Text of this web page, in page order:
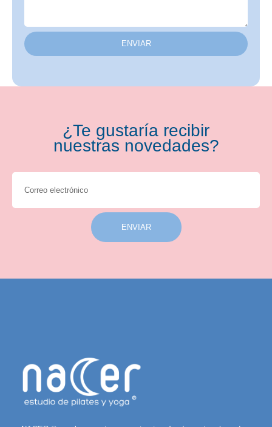
ENVIAR
¿Te gustaría recibir
nuestras novedades?
ENVIAR